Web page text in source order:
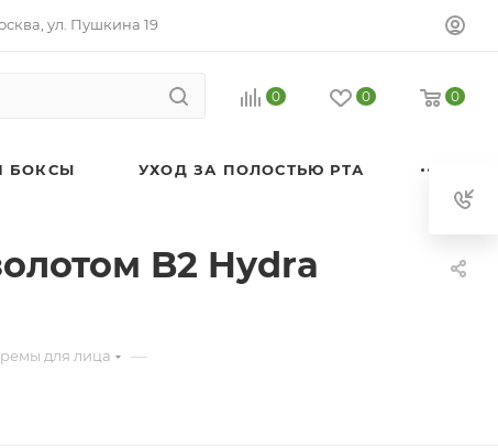
ул. Пушкина 19
0 0 0
БОКСЫ УХОД ЗА ПОЛОСТЬЮ РТА
B2 Hydra
для лица —